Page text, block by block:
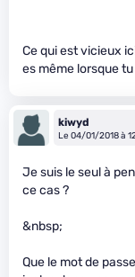
Ce qui est vicieux
es même lorsque tu
kiwyd
Le 04/01/2018 à
Je suis le seul à
ce cas ?
&nbsp;
Que le mot de